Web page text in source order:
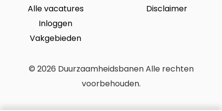
Alle vacatures
Inloggen
Vakgebieden
Disclaimer
© 2026 Duurzaamheidsbanen Alle rechten
voorbehouden.